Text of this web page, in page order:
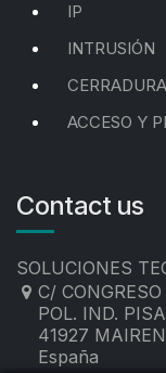
IP
INTRUSIÓN
ACCESO Y
Contact us
SOLUCIONES
C/ CONGRESO
POL. IND. PISA
41927
España